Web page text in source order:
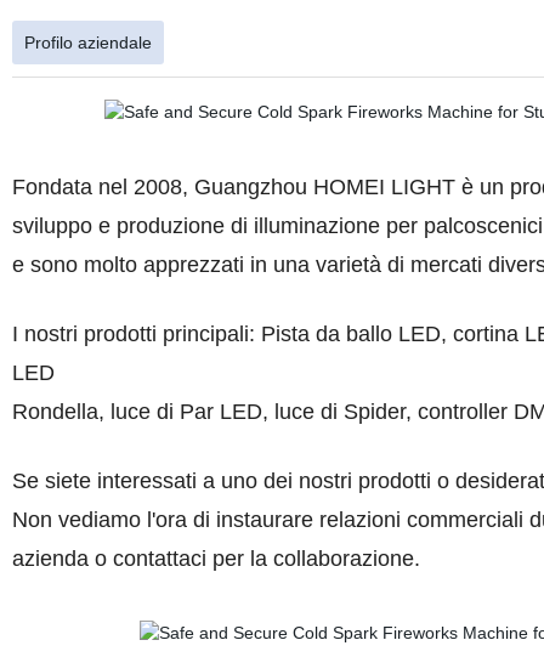
Profilo aziendale
Fondata nel 2008, Guangzhou HOMEI LIGHT è un
sviluppo e produzione di illuminazione per
e sono molto apprezzati in una varietà di mercati
I nostri prodotti principali: Pista da ballo LED, cortina
LED
Rondella, luce di Par LED, luce di Spider, controller
Se siete interessati a uno dei nostri prodotti o
Non vediamo l'ora di instaurare relazioni commerciali
azienda o contattaci per la collaborazione.